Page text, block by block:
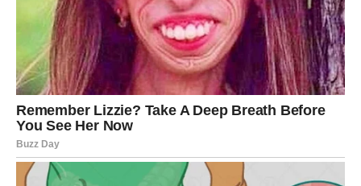
Za Raka je petak emotivan, ali na lep način. Danas
osećate potrebu za bliskošću, razumevanjem i toplinom.
Porodični odnosi dolaze u fokus, a moguće je i pomirenje
ili lep razgovor sa nekim ko vam mnogo znači. Na poslu
stvari teku mirnije nego prethodnih dana.
U ljubavi, Rak danas oseća sigurnost ili potrebu da je
stvori. Ako ste u vezi, odnos dobija novu nežnost.